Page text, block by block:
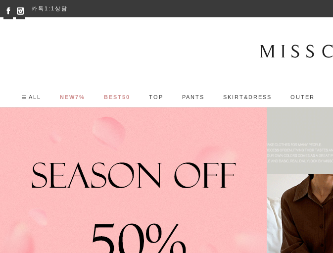
카톡1:1상담
ALL NEW7% BEST50 TOP PANTS SKIRT&DRESS OUTER